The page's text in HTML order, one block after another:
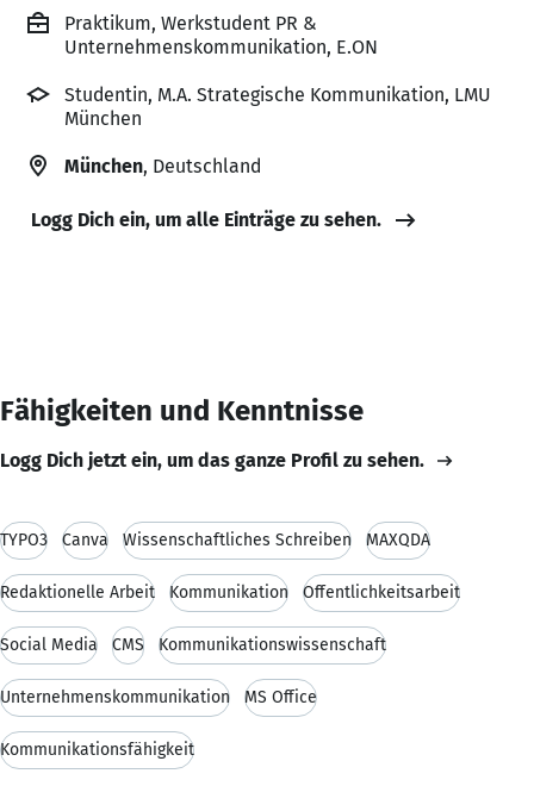
Praktikum, Werkstudent PR &
Unternehmenskommunikation, E.ON
Studentin, M.A. Strategische Kommunikation, LMU
München
München, Deutschland
Logg Dich ein, um alle Einträge zu sehen.
Fähigkeiten und Kenntnisse
Logg Dich jetzt ein, um das ganze Profil zu sehen.
TYPO3 Canva Wissenschaftliches Schreiben MAXQDA
Redaktionelle Arbeit Kommunikation Öffentlichkeitsarbeit
Social Media CMS Kommunikationswissenschaft
Unternehmenskommunikation MS Office
Kommunikationsfähigkeit